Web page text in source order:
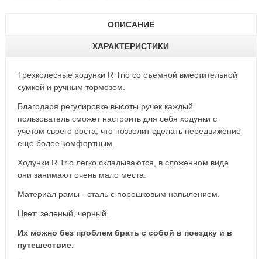
ОПИСАНИЕ
ХАРАКТЕРИСТИКИ
Трехколесные ходунки R Trio со съемной вместительной
сумкой и ручным тормозом.
Благодаря регулировке высоты ручек каждый
пользователь сможет настроить для себя ходунки с
учетом своего роста, что позволит сделать передвижение
еще более комфортным.
Ходунки R Trio легко складываются, в сложенном виде
они занимают очень мало места.
Материал рамы - сталь с порошковым напылением.
Цвет: зеленый, черный.
Их можно без проблем брать с собой в поездку и в
путешествие.